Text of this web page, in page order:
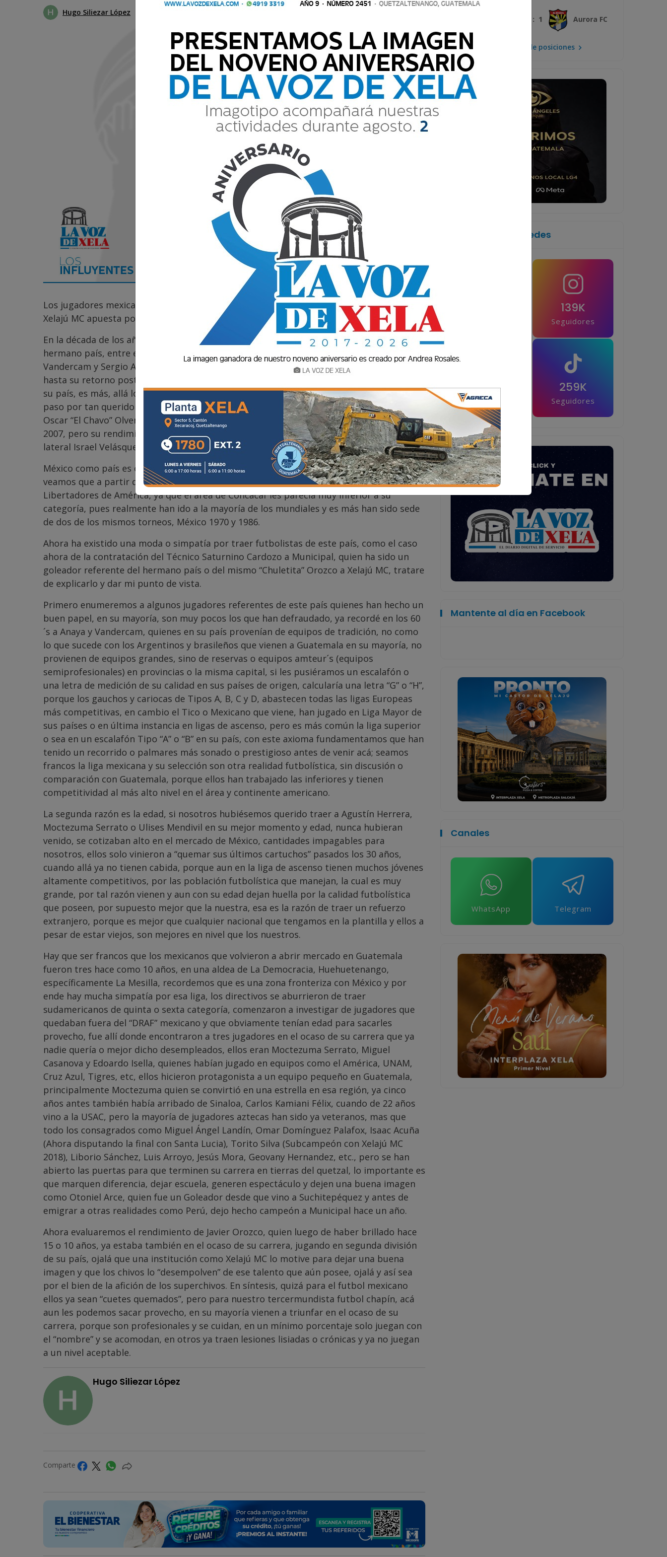
Hugo Siliezar López
Los jugadores mexicanos que han marcado historia en el futbol de Guatemala, ahora el
Xelajú MC apuesta por otro azteca.
En la década de los años 60´s entraron a nuestro país los primeros jugadores del
hermano país, entre ellos, figuraban cabalmente para el equipo chivo, Alberto
Vandercam y Sergio Anaya, el primero proveniente del Atlas y el segundo quien brilló
hasta su retorno posterior a los chivos, con el León de México y la Seleccion Nacional de
su país, es más, allá lo bautizaron con el apodo “Xelajú” Anaya, haciendo énfasis de su
paso por tan querido equipo para él, de allí para adelante quizá nos recordamos de
Oscar “El Chavo” Olvera, quien lo trajo Jurado, antes de haber conseguido el título del
2007, pero su rendimiento en ese entonces no fue el esperado y en su lugar vino el
lateral Israel Velásquez Soto, quien salió Campeón.
México como país es otra realidad en cuanto al futbol, su liga es muy competitiva, sino
veamos que a partir de 1998 participó en competencias sudamericanas de Copa
Libertadores de América, ya que el área de Concacaf les parecía muy inferior a su
categoría, pues realmente han ido a la mayoría de los mundiales y es más han sido sede
de dos de los mismos torneos, México 1970 y 1986.
Ahora ha existido una moda o simpatía por traer futbolistas de este país, como el caso
ahora de la contratación del Técnico Saturnino Cardozo a Municipal, quien ha sido un
goleador referente del hermano país o del mismo “Chuletita” Orozco a Xelajú MC, tratare
de explicarlo y dar mi punto de vista.
Primero enumeremos a algunos jugadores referentes de este país quienes han hecho un
buen papel, en su mayoría, son muy pocos los que han defraudado, ya recordé en los 60
´s a Anaya y Vandercam, quienes en su país provenían de equipos de tradición, no como
lo que sucede con los Argentinos y brasileños que vienen a Guatemala en su mayoría, no
provienen de equipos grandes, sino de reservas o equipos amteur´s (equipos
semiprofesionales) en provincias o la misma capital, si les pusiéramos un escalafón o
una letra de medición de su calidad en sus países de origen, calcularía una letra “G” o “H”,
porque los gauchos y cariocas de Tipos A, B, C y D, abastecen todas las ligas Europeas
más competitivas, en cambio el Tico o Mexicano que viene, han jugado en Liga Mayor de
sus países o en última instancia en ligas de ascenso, pero es más común la liga superior
o sea en un escalafón Tipo “A” o “B” en su país, con este axioma fundamentamos que han
tenido un recorrido o palmares más sonado o prestigioso antes de venir acá; seamos
francos la liga mexicana y su selección son otra realidad futbolística, sin discusión o
comparación con Guatemala, porque ellos han trabajado las inferiores y tienen
competitividad al más alto nivel en el área y continente americano.
La segunda razón es la edad, si nosotros hubiésemos querido traer a Agustín Herrera,
Moctezuma Serrato o Ulises Mendivil en su mejor momento y edad, nunca hubieran
venido, se cotizaban alto en el mercado de México, cantidades impagables para
nosotros, ellos solo vinieron a “quemar sus últimos cartuchos” pasados los 30 años,
cuando allá ya no tienen cabida, porque aun en la liga de ascenso tienen muchos jóvenes
altamente competitivos, por las población futbolística que manejan, la cual es muy
grande, por tal razón vienen y aun con su edad dejan huella por la calidad futbolística
que poseen, por supuesto mejor que la nuestra, esa es la razón de traer un refuerzo
extranjero, porque es mejor que cualquier nacional que tengamos en la plantilla y ellos a
pesar de estar viejos, son mejores en nivel que los nuestros.
Hay que ser francos que los mexicanos que volvieron a abrir mercado en Guatemala
fueron tres hace como 10 años, en una aldea de La Democracia, Huehuetenango,
específicamente La Mesilla, recordemos que es una zona fronteriza con México y por
ende hay mucha simpatía por esa liga, los directivos se aburrieron de traer
sudamericanos de quinta o sexta categoría, comenzaron a investigar de jugadores que
quedaban fuera del “DRAF” mexicano y que obviamente tenían edad para sacarles
provecho, fue allí donde encontraron a tres jugadores en el ocaso de su carrera que ya
nadie quería o mejor dicho desempleados, ellos eran Moctezuma Serrato, Miguel
Casanova y Edoardo Isella, quienes habían jugado en equipos como el América, UNAM,
Cruz Azul, Tigres, etc, ellos hicieron protagonista a un equipo pequeño en Guatemala,
principalmente Moctezuma quien se convirtió en una estrella en esa región, ya cinco
años antes también había arribado de Sinaloa, Carlos Kamiani Félix, cuando de 22 años
vino a la USAC, pero la mayoría de jugadores aztecas han sido ya veteranos, mas que
todo los consagrados como Miguel Ángel Landín, Omar Domínguez Palafox, Isaac Acuña
(Ahora disputando la final con Santa Lucia), Torito Silva (Subcampeón con Xelajú MC
2018), Liborio Sánchez, Luis Arroyo, Jesús Mora, Geovany Hernandez, etc., pero se han
abierto las puertas para que terminen su carrera en tierras del quetzal, lo importante es
que marquen diferencia, dejar escuela, generen espectáculo y dejen una buena imagen
como Otoniel Arce, quien fue un Goleador desde que vino a Suchitepéquez y antes de
emigrar a otras realidades como Perú, dejo hecho campeón a Municipal hace un año.
Ahora evaluaremos el rendimiento de Javier Orozco, quien luego de haber brillado hace
15 o 10 años, ya estaba también en el ocaso de su carrera, jugando en segunda división
de su país, ojalá que una institución como Xelajú MC lo motive para dejar una buena
imagen y que los chivos lo “desempolven” de ese talento que aún posee, ojalá y así sea
por el bien de la afición de los superchivos. En síntesis, quizá para el futbol mexicano
ellos ya sean “cuetes quemados”, pero para nuestro tercermundista futbol chapín, acá
aun les podemos sacar provecho, en su mayoría vienen a triunfar en el ocaso de su
carrera, porque son profesionales y se cuidan, en un mínimo porcentaje solo juegan con
el “nombre” y se acomodan, en otros ya traen lesiones lisiadas o crónicas y ya no juegan
a un nivel aceptable.
Hugo Siliezar López
Comparte
3 : 1 Aurora FC
Mira la tabla de posiciones
Síguenos en las redes
139K
Seguidores
42.5K
Seguidores
259K
Seguidores
Mantente al día en Facebook
Canales
WhatsApp Telegram